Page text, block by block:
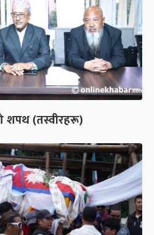
शपथ (तस्वीरहरू)